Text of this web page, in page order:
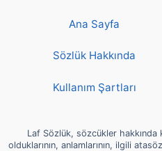
Çankırı
Çorum
deyim
Diyarbakır
22/03/09
19/04/09
Ana Sayfa
Sözlük Hakkında
Kullanım Şartları
Laf Sözlük, sözcükler hakkında
olduklarının, anlamlarının, ilgili